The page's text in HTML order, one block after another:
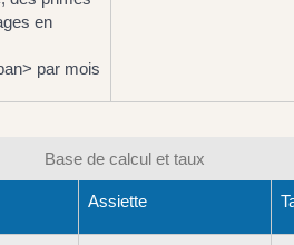
en
par mois
Base de calcul et taux
Assiette